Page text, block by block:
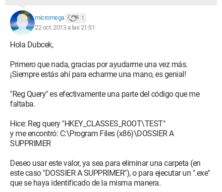
micromega 1
22 oct. 2013 a las 21:51
Hola Dubcek,
Primero que nada, gracias por ayudarme una vez más.
¡Siempre estás ahí para echarme una mano, es genial!
"Reg Query" es efectivamente una parte del código que me
faltaba.
Hice: Reg query "HKEY_CLASSES_ROOT\TEST"
y me encontró: C:\Program Files (x86)\DOSSIER A
SUPPRIMER
Deseo usar este valor, ya sea para eliminar una carpeta (en
este caso "DOSSIER A SUPPRIMER"), o para ejecutar un ".exe"
que se haya identificado de la misma manera.